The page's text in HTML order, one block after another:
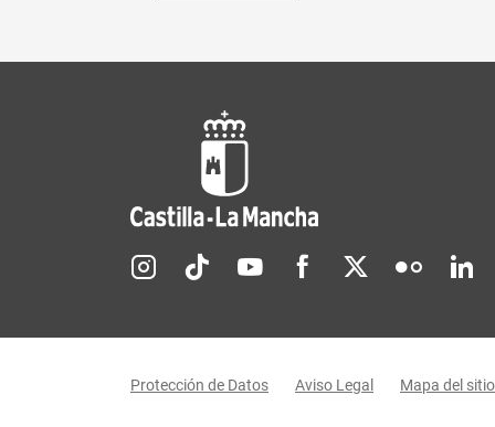
Redes sociales JCCM
Protección de Datos Aviso Legal Mapa del sitio